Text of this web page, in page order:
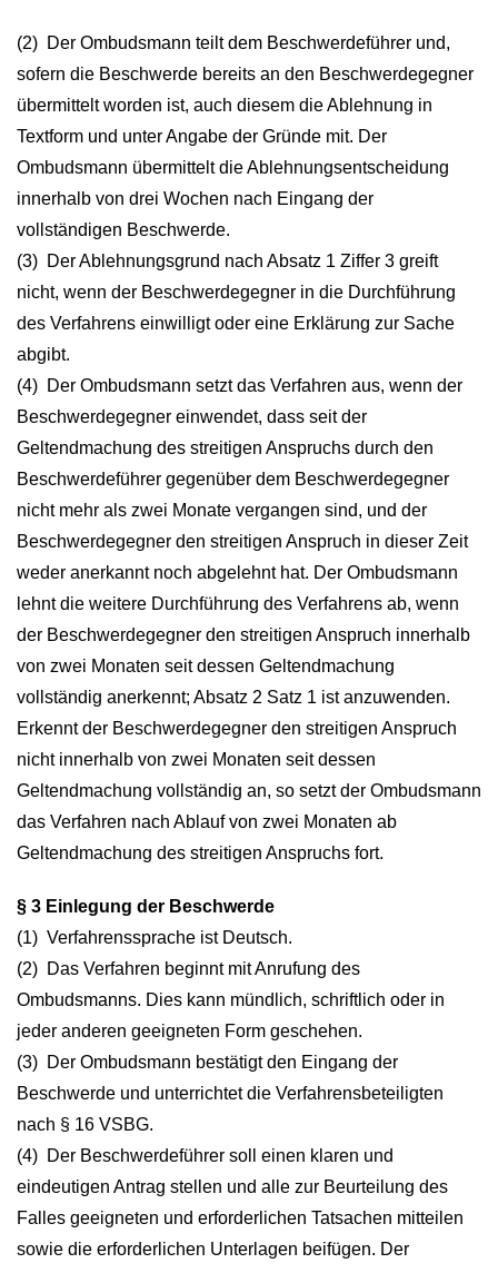
(2) Der Ombudsmann teilt dem Beschwerdeführer und,
sofern die Beschwerde bereits an den Beschwerdegegner
übermittelt worden ist, auch diesem die Ablehnung in
Textform und unter Angabe der Gründe mit. Der
Ombudsmann übermittelt die Ablehnungsentscheidung
innerhalb von drei Wochen nach Eingang der
vollständigen Beschwerde.
(3) Der Ablehnungsgrund nach Absatz 1 Ziffer 3 greift
nicht, wenn der Beschwerdegegner in die Durchführung
des Verfahrens einwilligt oder eine Erklärung zur Sache
abgibt.
(4) Der Ombudsmann setzt das Verfahren aus, wenn der
Beschwerdegegner einwendet, dass seit der
Geltendmachung des streitigen Anspruchs durch den
Beschwerdeführer gegenüber dem Beschwerdegegner
nicht mehr als zwei Monate vergangen sind, und der
Beschwerdegegner den streitigen Anspruch in dieser Zeit
weder anerkannt noch abgelehnt hat. Der Ombudsmann
lehnt die weitere Durchführung des Verfahrens ab, wenn
der Beschwerdegegner den streitigen Anspruch innerhalb
von zwei Monaten seit dessen Geltendmachung
vollständig anerkennt; Absatz 2 Satz 1 ist anzuwenden.
Erkennt der Beschwerdegegner den streitigen Anspruch
nicht innerhalb von zwei Monaten seit dessen
Geltendmachung vollständig an, so setzt der Ombudsmann
das Verfahren nach Ablauf von zwei Monaten ab
Geltendmachung des streitigen Anspruchs fort.
§ 3 Einlegung der Beschwerde
(1) Verfahrenssprache ist Deutsch.
(2) Das Verfahren beginnt mit Anrufung des
Ombudsmanns. Dies kann mündlich, schriftlich oder in
jeder anderen geeigneten Form geschehen.
(3) Der Ombudsmann bestätigt den Eingang der
Beschwerde und unterrichtet die Verfahrensbeteiligten
nach § 16 VSBG.
(4) Der Beschwerdeführer soll einen klaren und
eindeutigen Antrag stellen und alle zur Beurteilung des
Falles geeigneten und erforderlichen Tatsachen mitteilen
sowie die erforderlichen Unterlagen beifügen. Der